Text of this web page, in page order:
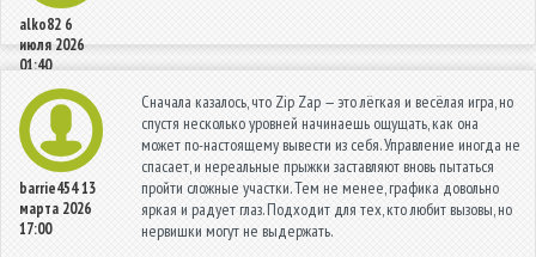
alko82 6
июля 2026
01:40
barrie45413
марта 2026
17:00
Сначала казалось, что Zip Zap — это лёгкая и весёлая игра, но
спустя несколько уровней начинаешь ощущать, как она
может по-настоящему вывести из себя. Управление иногда не
спасает, и нереальные прыжки заставляют вновь пытаться
пройти сложные участки. Тем не менее, графика довольно
яркая и радует глаз. Подходит для тех, кто любит вызовы, но
нервишки могут не выдержать.